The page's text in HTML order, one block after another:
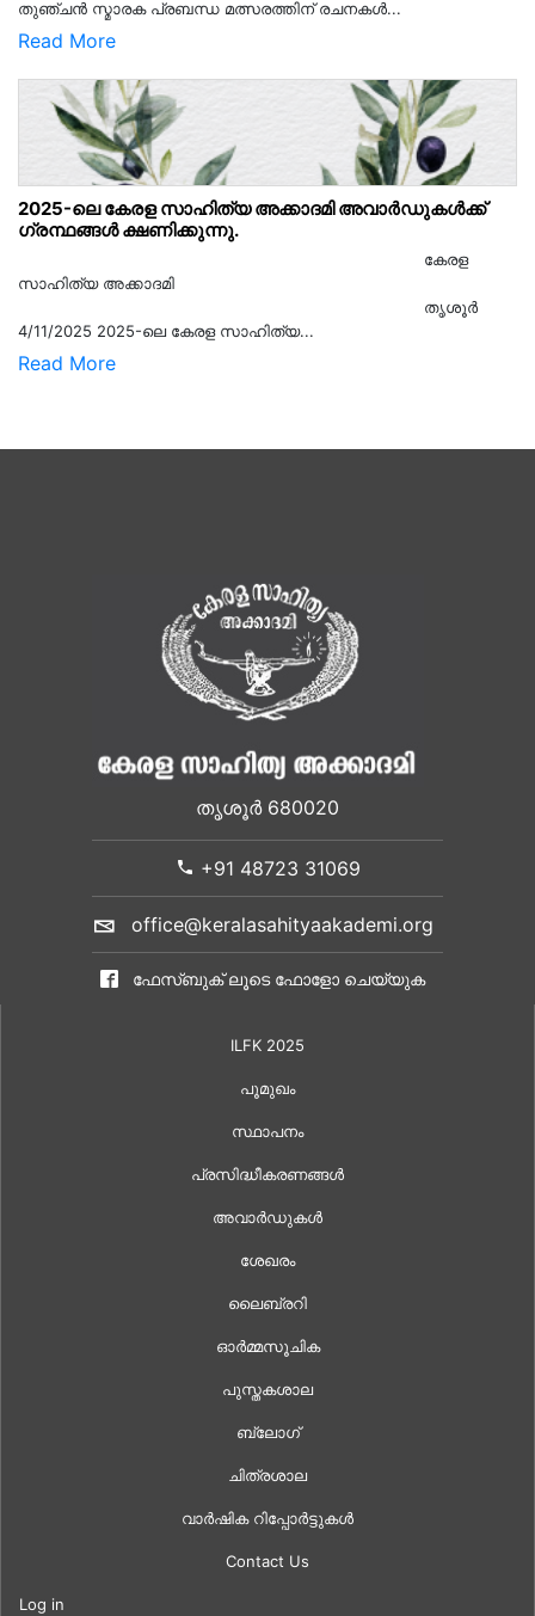
തുഞ്ചൻ സ്മാരക പ്രബന്ധ മത്സരത്തിന് രചനകൾ...
Read More
2025-ലെ കേരള സാഹിത്യ അക്കാദമി അവാർഡുകൾക്ക്
ഗ്രന്ഥങ്ങൾ ക്ഷണിക്കുന്നു.
കേരള
സാഹിത്യ അക്കാദമി
തൃശൂര്‍
4/11/2025 2025-ലെ കേരള സാഹിത്യ...
Read More
തൃശൂർ 680020
+91 48723 31069
office@keralasahityaakademi.org
ഫേസ്ബുക് ലൂടെ ഫോളോ ചെയ്യുക
ILFK 2025
പൂമുഖം
സ്ഥാപനം
പ്രസിദ്ധീകരണങ്ങൾ
അവാർഡുകൾ
ശേഖരം
ലൈബ്രറി
ഓർമ്മസൂചിക
പുസ്തകശാല
ബ്ലോഗ്
ചിത്രശാല
വാർഷിക റിപ്പോർട്ടുകൾ
Contact Us
Log in